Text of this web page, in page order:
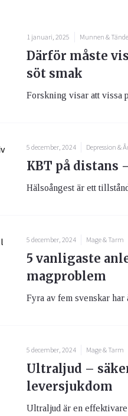
1 januari, 2025 Munnen &
Därför måste
söt smak
Forskning visar att vissa
5 december, 2024 Depression &
KBT på distans
Hälsoångest är ett
5 december, 2024 Mage & Tarm
5 vanligaste
magproblem
Fyra av fem svenskar har
5 december, 2024 Mage & Tarm
Ultraljud –
leversjukdom
Ultraljud är en effektivare